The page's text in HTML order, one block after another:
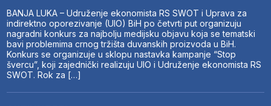
BANJA LUKA – Udruženje ekonomista RS SWOT i Uprava za
indirektno oporezivanje (UIO) BiH po četvrti put organizuju
nagradni konkurs za najbolju medijsku objavu koja se tematski
bavi problemima crnog tržišta duvanskih proizvoda u BiH.
Konkurs se organizuje u sklopu nastavka kampanje “Stop
švercu”, koji zajednički realizuju UIO i Udruženje ekonomista RS
SWOT. Rok za […]